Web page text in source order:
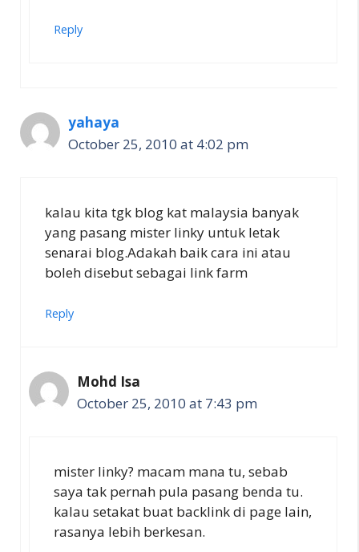
Reply
yahaya
October 25, 2010 at 4:02 pm
kalau kita tgk blog kat malaysia banyak
yang pasang mister linky untuk letak
senarai blog.Adakah baik cara ini atau
boleh disebut sebagai link farm
Reply
Mohd Isa
October 25, 2010 at 7:43 pm
mister linky? macam mana tu, sebab
saya tak pernah pula pasang benda tu.
kalau setakat buat backlink di page lain,
rasanya lebih berkesan.